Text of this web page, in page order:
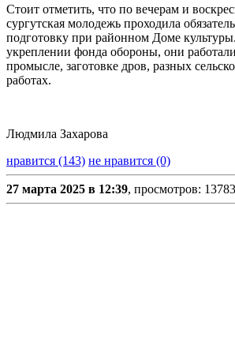
Стоит отметить, что по вечерам и
сургутская молодежь проходила
подготовку при районном Доме
укреплении фонда обороны, они
промысле, заготовке дров, разных
работах.
Людмила Захарова
нравится (143) не нравится (0)
27 марта 2025 в 12:39, просмотров: